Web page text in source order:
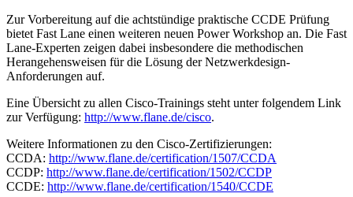
Zur Vorbereitung auf die achtstündige praktische CCDE Prüfung
bietet Fast Lane einen weiteren neuen Power Workshop an. Die Fast
Lane-Experten zeigen dabei insbesondere die methodischen
Herangehensweisen für die Lösung der Netzwerkdesign-
Anforderungen auf.
Eine Übersicht zu allen Cisco-Trainings steht unter folgendem Link
zur Verfügung: http://www.flane.de/cisco.
Weitere Informationen zu den Cisco-Zertifizierungen:
CCDA: http://www.flane.de/certification/1507/CCDA
CCDP: http://www.flane.de/certification/1502/CCDP
CCDE: http://www.flane.de/certification/1540/CCDE